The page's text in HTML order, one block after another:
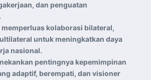
dan penguatan
kolaborasi bilateral,
untuk meningkatkan daya
nasional.
pentingnya kepemimpinan
adaptif, berempati, dan visioner